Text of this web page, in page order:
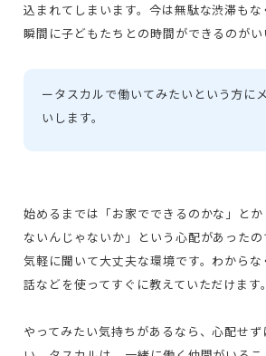
込まれてしまいます。今は無駄な渋滞も
瞬間に子どもたちとの時間ができるのがい
ータスカルで働いてみたいという方に
いします。
始めるまでは「お家でできるのかな」と
ないんじゃないか」という心配があった
気軽に聞いて大丈夫な環境です。わから
話などを使ってすぐに教えていただけます。
やってみたい気持ちがあるなら、心配せ